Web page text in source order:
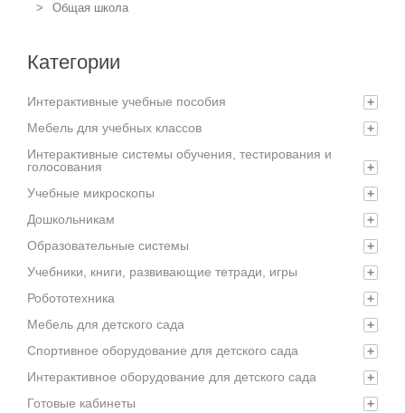
Общая школа
Категории
Интерактивные учебные пособия
+
Мебель для учебных классов
+
Интерактивные системы обучения, тестирования и
голосования
+
Учебные микроскопы
+
Дошкольникам
+
Образовательные системы
+
Учебники, книги, развивающие тетради, игры
+
Робототехника
+
Мебель для детского сада
+
Спортивное оборудование для детского сада
+
Интерактивное оборудование для детского сада
+
Готовые кабинеты
+